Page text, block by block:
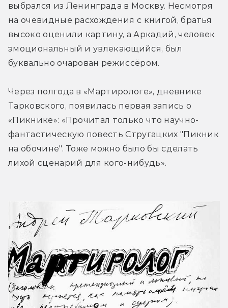
выбрался из Ленинграда в Москву. Несмотря
на очевидные расхождения с книгой, братья
высоко оценили картину, а Аркадий, человек
эмоциональный и увлекающийся, был
буквально очарован режиссёром.
Через полгода в «Мартирологе», дневнике
Тарковского, появилась первая запись о
«Пикнике»: «Прочитал только что научно-
фантастическую повесть Стругацких "Пикник
на обочине". Тоже можно было бы сделать
лихой сценарий для кого-нибудь».